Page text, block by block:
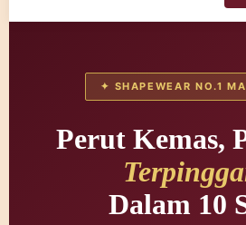
✦ SHAPEWEAR NO.1
Perut Kemas,
Dalam 10